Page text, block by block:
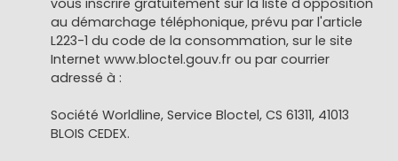
vous inscrire gratuitement sur la liste d'opposition
au démarchage téléphonique, prévu par l'article
L223-1 du code de la consommation, sur le site
Internet www.bloctel.gouv.fr ou par courrier
adressé à :
Société Worldline, Service Bloctel, CS 61311, 41013
BLOIS CEDEX.